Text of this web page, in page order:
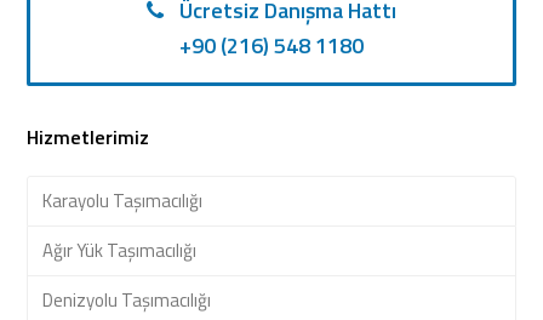
Ücretsiz Danışma Hattı
+90 (216) 548 1180
Hizmetlerimiz
Karayolu Taşımacılığı
Ağır Yük Taşımacılığı
Denizyolu Taşımacılığı